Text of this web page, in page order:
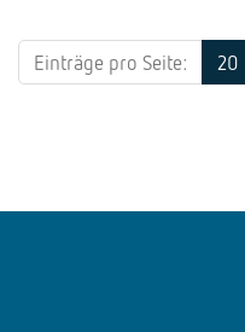
Einträge pro Seite: 20